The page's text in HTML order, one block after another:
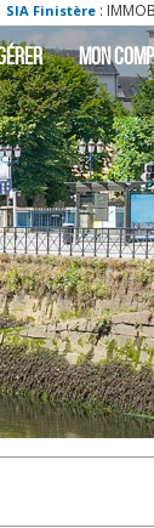
PLOGONNEC : a
MON